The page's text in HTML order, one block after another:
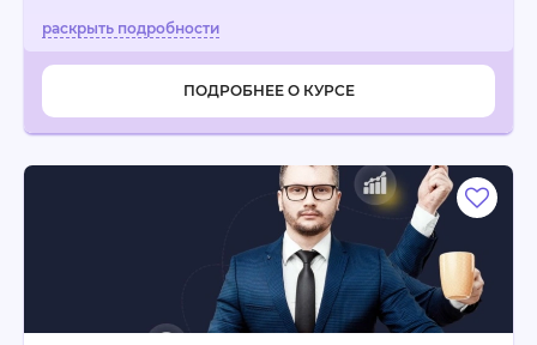
ПОДРОБНЕЕ О КУРСЕ